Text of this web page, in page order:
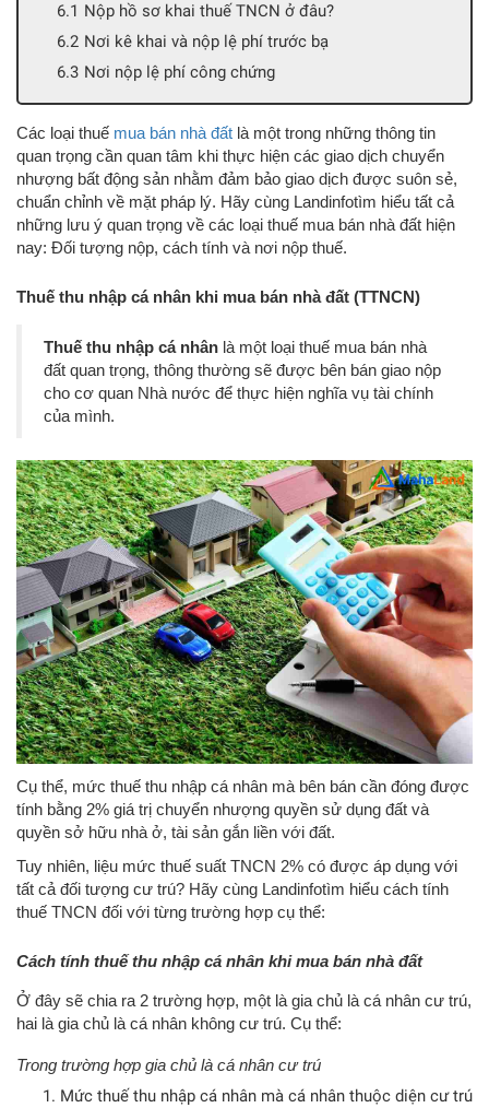
Nộp hồ sơ khai thuế TNCN ở đâu?
Nơi kê khai và nộp lệ phí trước bạ
Nơi nộp lệ phí công chứng
Các loại thuế mua bán nhà đất là một trong những thông tin
quan trọng cần quan tâm khi thực hiện các giao dịch chuyển
nhượng bất động sản nhằm đảm bảo giao dịch được suôn sẻ,
chuẩn chỉnh về mặt pháp lý. Hãy cùng Landinfotìm hiểu tất cả
những lưu ý quan trọng về các loại thuế mua bán nhà đất hiện
nay: Đối tượng nộp, cách tính và nơi nộp thuế.
Thuế thu nhập cá nhân khi mua bán nhà đất (TTNCN)
Thuế thu nhập cá nhân là một loại thuế mua bán nhà
đất quan trọng, thông thường sẽ được bên bán giao nộp
cho cơ quan Nhà nước để thực hiện nghĩa vụ tài chính
của mình.
Cụ thể, mức thuế thu nhập cá nhân mà bên bán cần đóng được
tính bằng 2% giá trị chuyển nhượng quyền sử dụng đất và
quyền sở hữu nhà ở, tài sản gắn liền với đất.
Tuy nhiên, liệu mức thuế suất TNCN 2% có được áp dụng với
tất cả đối tượng cư trú? Hãy cùng Landinfotìm hiểu cách tính
thuế TNCN đối với từng trường hợp cụ thể:
Cách tính thuế thu nhập cá nhân khi mua bán nhà đất
Ở đây sẽ chia ra 2 trường hợp, một là gia chủ là cá nhân cư trú,
hai là gia chủ là cá nhân không cư trú. Cụ thể:
Trong trường hợp gia chủ là cá nhân cư trú
Mức thuế thu nhập cá nhân mà cá nhân thuộc diện cư trú